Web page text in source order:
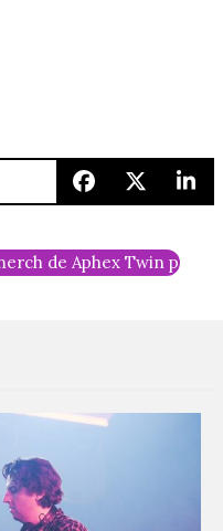
de Planeta No
de Aphex Twin para